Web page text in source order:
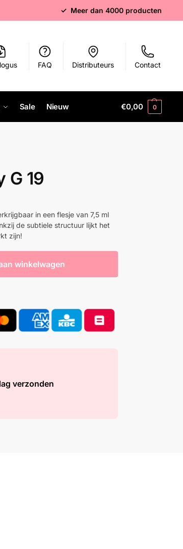
✓ Meer dan 4000 producten
FAQ Distributeurs Contact
Sale Nieuw €0,00 0
G 19
in een flesje van 7,5 ml
de subtiele structuur lijkt het
zijn!
winkelwagen
verzonden